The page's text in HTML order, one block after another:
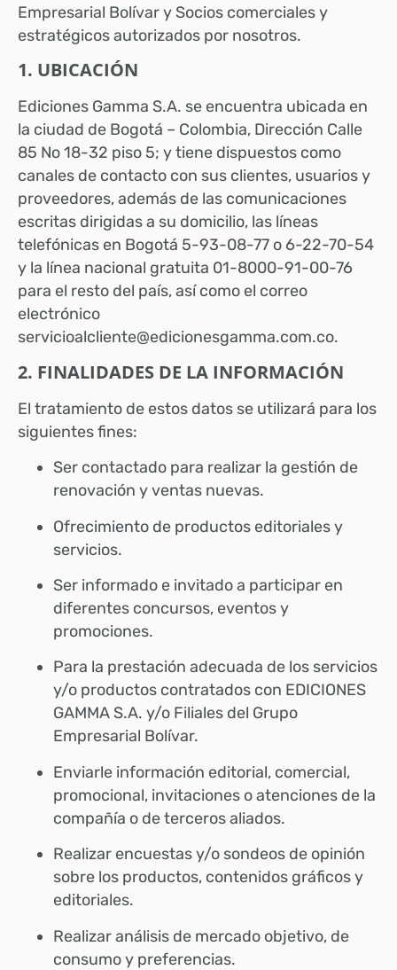
Empresarial Bolívar y Socios comerciales y
estratégicos autorizados por nosotros.
1. UBICACIÓN
Ediciones Gamma S.A. se encuentra ubicada en
la ciudad de Bogotá – Colombia, Dirección Calle
85 No 18-32 piso 5; y tiene dispuestos como
canales de contacto con sus clientes, usuarios y
proveedores, además de las comunicaciones
escritas dirigidas a su domicilio, las líneas
telefónicas en Bogotá 5-93-08-77 o 6-22-70-54
y la línea nacional gratuita 01-8000-91-00-76
para el resto del país, así como el correo
electrónico
servicioalcliente@edicionesgamma.com.co.
2. FINALIDADES DE LA INFORMACIÓN
El tratamiento de estos datos se utilizará para los
siguientes fines:
Ser contactado para realizar la gestión de
renovación y ventas nuevas.
Ofrecimiento de productos editoriales y
servicios.
Ser informado e invitado a participar en
diferentes concursos, eventos y
promociones.
Para la prestación adecuada de los servicios
y/o productos contratados con EDICIONES
GAMMA S.A. y/o Filiales del Grupo
Empresarial Bolívar.
Enviarle información editorial, comercial,
promocional, invitaciones o atenciones de la
compañía o de terceros aliados.
Realizar encuestas y/o sondeos de opinión
sobre los productos, contenidos gráficos y
editoriales.
Realizar análisis de mercado objetivo, de
consumo y preferencias.